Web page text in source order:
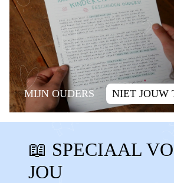
MIJN OUDERS NIET JOUW
SCHULD ALLEEN ZIJN
ALLEEN VOELEN
WENNEN
📖 SPECIAAL
JOU